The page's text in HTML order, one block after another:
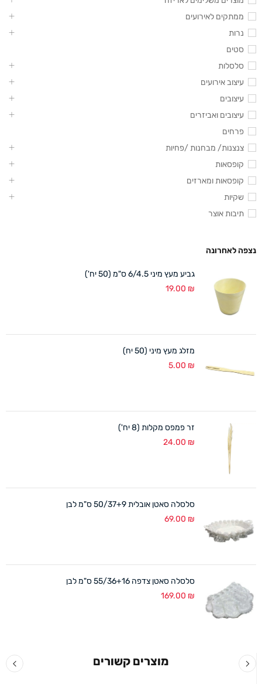
ממתקים לאירועים
נרות
סטים
סלסלות
עיצוב אירועים
עיצובים
עיצובים ואביזרים
פרחים
צנצנות/ מבחנות /פחיות
קופסאות
קופסאות ומארזים
שקיות
תיבות אוצר
נצפה לאחרונה
גביע מעץ מיני 6/4.5 ס"מ (50 יח')
19.00 ₪
מזלג מעץ מיני (50 יח)
5.00 ₪
זר פמפס מקלות (8 יח')
24.00 ₪
סלסלה סאטן אובלית 50/37+9 ס"מ לבן
69.00 ₪
סלסלה סאטן צדפה 55/36+16 ס"מ לבן
169.00 ₪
מוצרים קשורים